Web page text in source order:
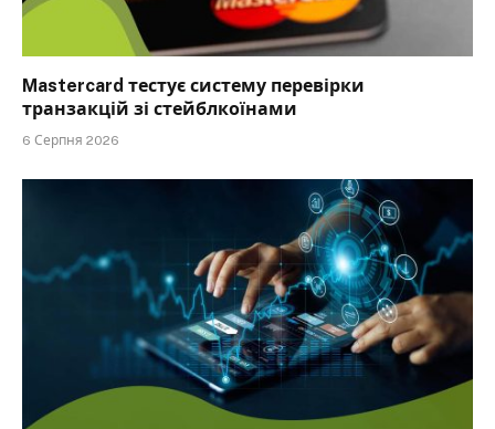
Mastercard тестує систему перевірки
транзакцій зі стейблкоїнами
6 Серпня 2026